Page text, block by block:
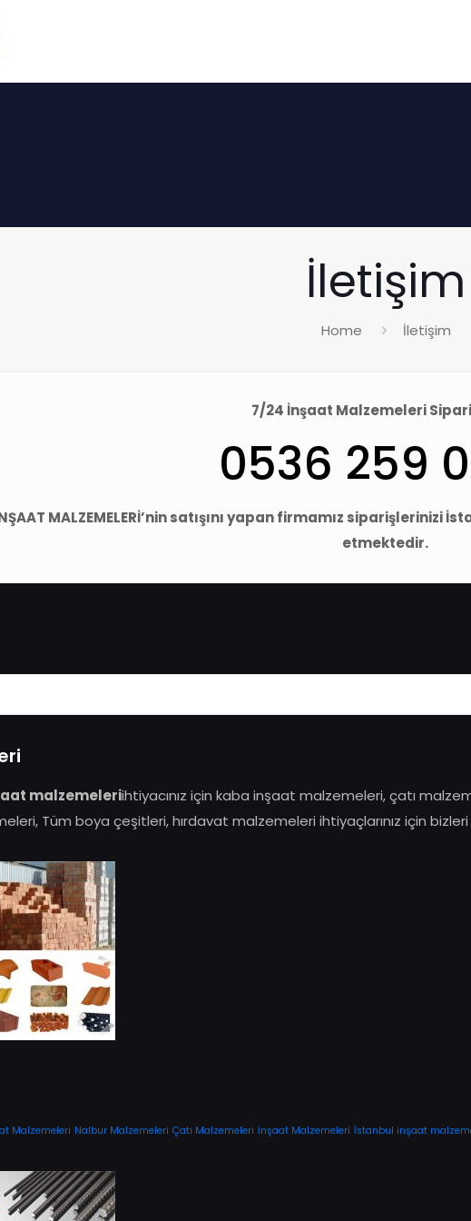
İletişim
Home İletişim
7/24 İnşaat Malzemeleri
0536 259
MALZEMELERİ’nin satışını yapan firmamız
etmektedir.
malzemeleriihtiyacınız için kaba inşaat malzemeleri, çatı
Tüm boya çeşitleri, hırdavat malzemeleri ihtiyaçlarınız için bizleri
Malzemeleri Nalbur Malzemeleri Çatı Malzemeleri İnşaat Malzemeleri İstanbul inşaat